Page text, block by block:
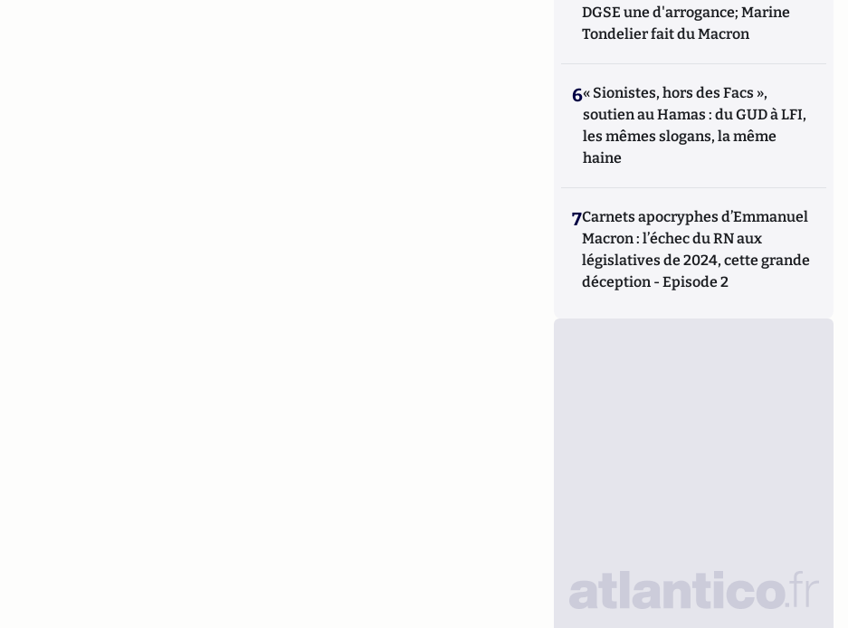
DGSE une d'arrogance; Marine
Tondelier fait du Macron
6« Sionistes, hors des Facs »,
soutien au Hamas : du GUD à LFI,
les mêmes slogans, la même
haine
7Carnets apocryphes d’Emmanuel
Macron : l’échec du RN aux
législatives de 2024, cette grande
déception - Episode 2